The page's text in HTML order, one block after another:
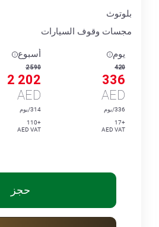
بلوتوث
مجسات وقوف السيارات
يوم
420
336
AED
336/يوم
+17
AED VAT
أسبوع
2 590
2 202
AED
314/يوم
+110
AED VAT
حجز